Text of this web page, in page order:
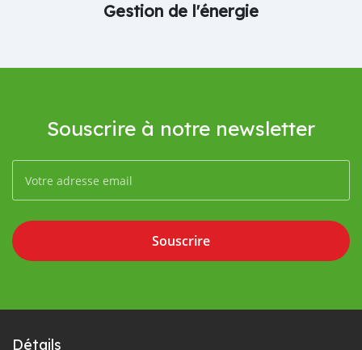
Gestion de l'énergie
Souscrire à notre newsletter
Souscrire
Détails